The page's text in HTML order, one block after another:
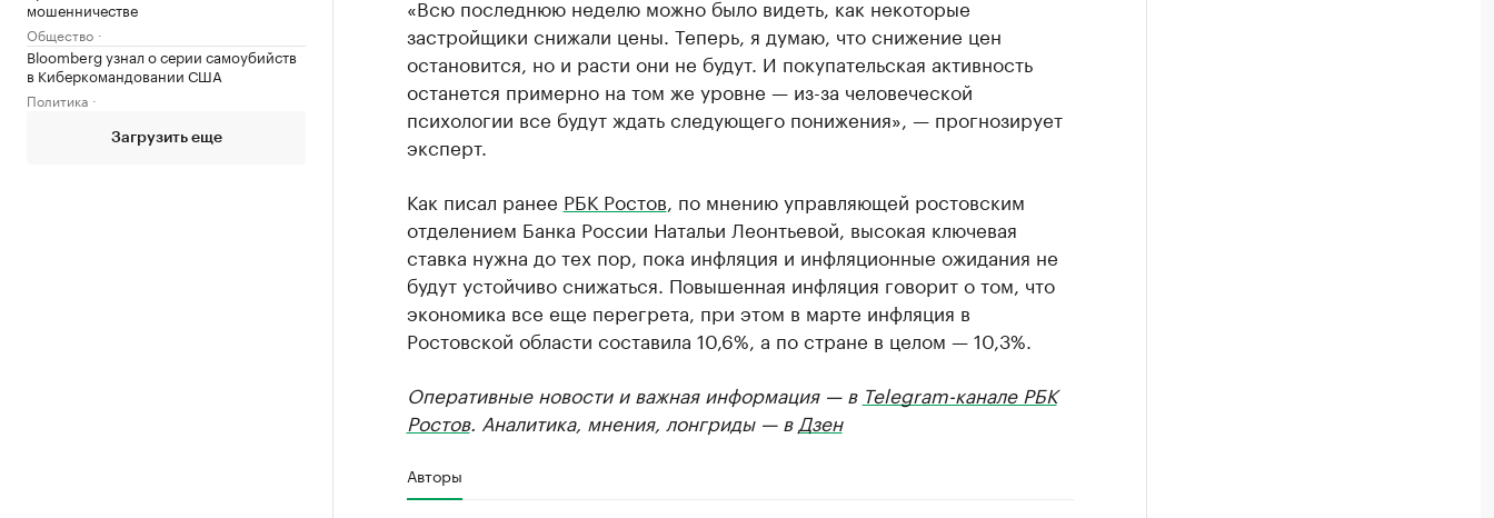
мошенничестве
Общество
Bloomberg узнал о серии самоубийств
в Киберкомандовании США
Политика
Загрузить еще
«Всю последнюю неделю можно было видеть, как некоторые
застройщики снижали цены. Теперь, я думаю, что снижение цен
остановится, но и расти они не будут. И покупательская активность
останется примерно на том же уровне — из-за человеческой
психологии все будут ждать следующего понижения», — прогнозирует
эксперт.
Как писал ранее РБК Ростов , по мнению управляющей ростовским
отделением Банка России Натальи Леонтьевой, высокая ключевая
ставка нужна до тех пор, пока инфляция и инфляционные ожидания не
будут устойчиво снижаться. Повышенная инфляция говорит о том, что
экономика все еще перегрета, при этом в марте инфляция в
Ростовской области составила 10,6%, а по стране в целом — 10,3%.
Оперативные новости и важная информация — в Telegram-канале РБК
Ростов. Аналитика, мнения, лонгриды — в Дзен
Авторы